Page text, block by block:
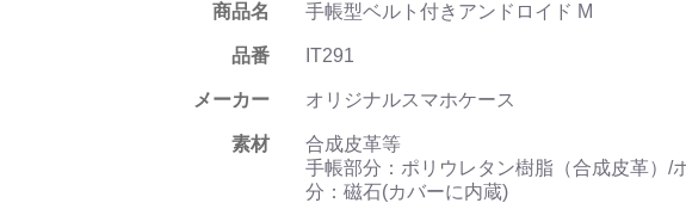
商品名 手帳型ベルト付きアンドロイド M
品番 IT291
メーカー オリジナルスマホケース
素材
合成皮革等
手帳部分：ポリウレタン樹脂（合成皮革）/
分：磁石(カバーに内蔵)